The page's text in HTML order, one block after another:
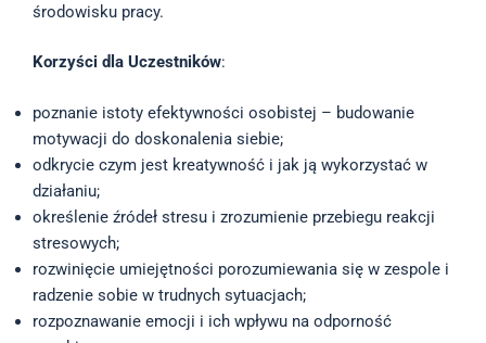
środowisku pracy.
Korzyści dla Uczestników:
poznanie istoty efektywności osobistej – budowanie
motywacji do doskonalenia siebie;
odkrycie czym jest kreatywność i jak ją wykorzystać w
działaniu;
określenie źródeł stresu i zrozumienie przebiegu reakcji
stresowych;
rozwinięcie umiejętności porozumiewania się w zespole i
radzenie sobie w trudnych sytuacjach;
rozpoznawanie emocji i ich wpływu na odporność